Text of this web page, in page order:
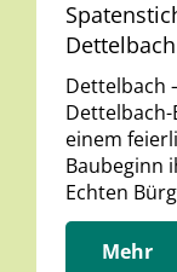
Dettelbach
Dettelbach
einem
Baubeginn
Echten
Mehr